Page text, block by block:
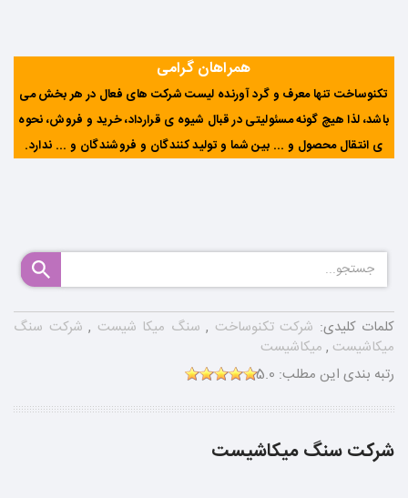
همراهان گرامی
تکنوساخت تنها معرف و گرد آورنده لیست شرکت های فعال در هر بخش می
باشد، لذا هیچ گونه مسئولیتی در قبال شیوه ی قرارداد، خرید و فروش، نحوه
ی انتقال محصول و ... بین شما و تولید کنندگان و فروشندگان و ... ندارد.
کلمات کلیدی: شرکت تکنوساخت , سنگ میکا شیست , شرکت سنگ
میکاشیست , میکاشیست
رتبه بندی این مطلب: 5.0
شرکت سنگ میکاشیست